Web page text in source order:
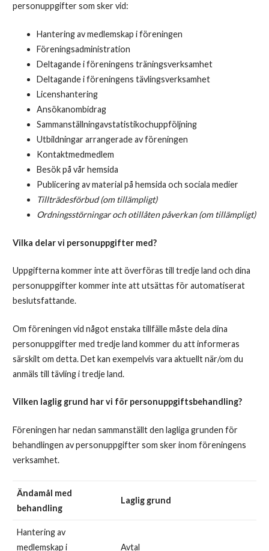
personuppgifter som sker vid:
Hantering av medlemskap i föreningen
Föreningsadministration
Deltagande i föreningens träningsverksamhet
Deltagande i föreningens tävlingsverksamhet
Licenshantering
Ansökanombidrag
Sammanställningavstatistikochuppföljning
Utbildningar arrangerade av föreningen
Kontaktmedmedlem
Besök på vår hemsida
Publicering av material på hemsida och sociala medier
Tillträdesförbud (om tillämpligt)
Ordningsstörningar och otillåten påverkan (om tillämpligt)
Vilka delar vi personuppgifter med?
Uppgifterna kommer inte att överföras till tredje land och dina
personuppgifter kommer inte att utsättas för automatiserat
beslutsfattande.
Om föreningen vid något enstaka tillfälle måste dela dina
personuppgifter med tredje land kommer du att informeras
särskilt om detta. Det kan exempelvis vara aktuellt när/om du
anmäls till tävling i tredje land.
Vilken laglig grund har vi för personuppgiftsbehandling?
Föreningen har nedan sammanställt den lagliga grunden för
behandlingen av personuppgifter som sker inom föreningens
verksamhet.
Ändamål med
behandling
Laglig grund
Hantering av
medlemskap i
Avtal